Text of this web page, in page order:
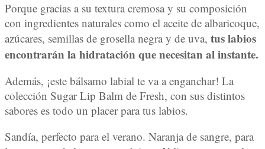
Porque gracias a su textura cremosa y su composición
con ingredientes naturales como el aceite de albaricoque,
azúcares, semillas de grosella negra y de uva, tus labios
encontrarán la hidratación que necesitan al instante.
Además, ¡este bálsamo labial te va a enganchar! La
colección Sugar Lip Balm de Fresh, con sus distintos
sabores es todo un placer para tus labios.
Sandía, perfecto para el verano. Naranja de sangre, para